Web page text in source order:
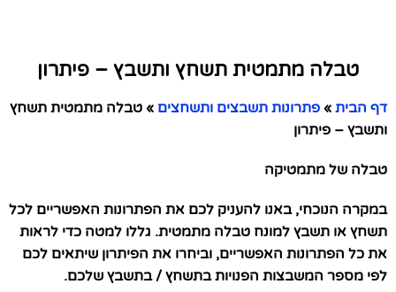
טבלה מתמטית תשחץ ותשבץ – פיתרון
דף הבית » פתרונות תשבצים ותשחצים » טבלה מתמטית תשחץ
ותשבץ – פיתרון
טבלה של מתמטיקה
במקרה הנוכחי, באנו להעניק לכם את הפתרונות האפשריים לכל
תשחץ או תשבץ למונח טבלה מתמטית. גללו למטה כדי לראות
את כל הפתרונות האפשריים, וביחרו את הפיתרון שיתאים לכם
לפי מספר המשבצות הפנויות בתשחץ / בתשבץ שלכם.